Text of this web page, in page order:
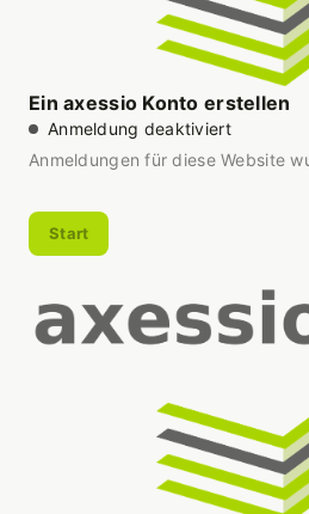
Ein axessio Konto erstellen
Anmeldung deaktiviert
Anmeldungen für diese Website
Start